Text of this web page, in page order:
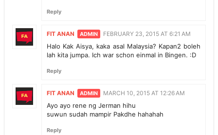
Reply
FIT ANAN FEBRUARY 23, 2015 AT 6:21 AM
Halo Kak Aisya, kaka asal Malaysia? Kapan2 boleh
lah kita jumpa. Ich war schon einmal in Bingen. :D
Reply
FIT ANAN MARCH 10, 2015 AT 12:26 AM
Ayo ayo rene ng Jerman hihu
suwun sudah mampir Pakdhe hahahah
Reply